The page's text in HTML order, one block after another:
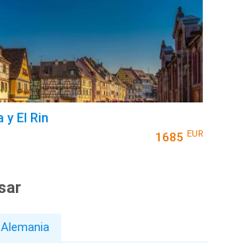
y El Rin
1685 EUR